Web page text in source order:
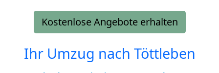
Kostenlose Angebote erhalten
Ihr Umzug nach Töttleben